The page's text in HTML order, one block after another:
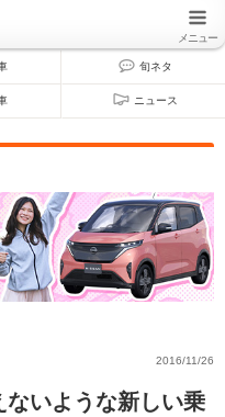
メニュー
旬ネタ
ニュース
2016/11/26
いような新しい乗